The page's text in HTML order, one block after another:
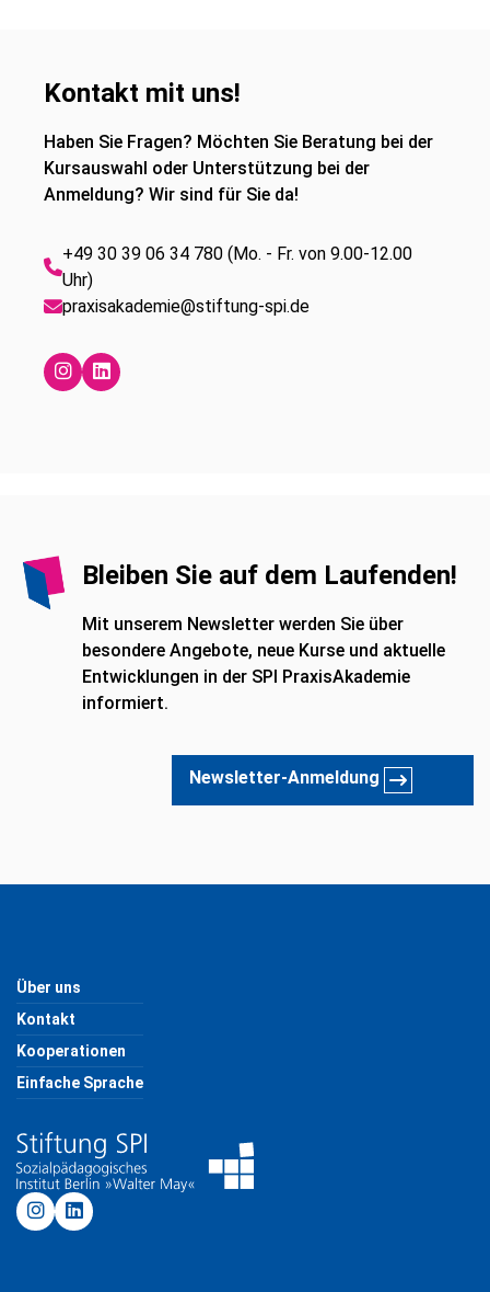
Kontakt mit uns!
Haben Sie Fragen? Möchten Sie Beratung bei der
Kursauswahl oder Unterstützung bei der
Anmeldung? Wir sind für Sie da!
+49 30 39 06 34 780 (Mo. - Fr. von 9.00-12.00
Uhr)
praxisakademie@stiftung-spi.de
Bleiben Sie auf dem Laufenden!
Mit unserem Newsletter werden Sie über
besondere Angebote, neue Kurse und aktuelle
Entwicklungen in der SPI PraxisAkademie
informiert.
Newsletter-Anmeldung
Über uns
Kontakt
Kooperationen
Einfache Sprache